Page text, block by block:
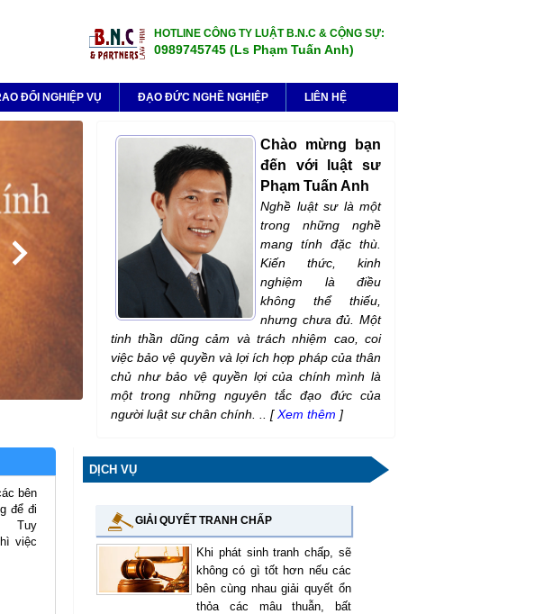
HOTLINE CÔNG TY LUẬT B.N.C & CỘNG SỰ:
0989745745 (Ls Phạm Tuấn Anh)
ĐỔI NGHIỆP VỤ ĐẠO ĐỨC NGHỀ NGHIỆP LIÊN HỆ
Chào mừng bạn
đến với luật sư
Phạm Tuấn Anh
Nghề luật sư là một
trong những nghề
mang tính đặc thù.
Kiến thức, kinh
nghiệm là điều
không thể thiếu,
nhưng chưa đủ. Một
tinh thần dũng cảm và trách nhiệm cao, coi
việc bảo vệ quyền và lợi ích hợp pháp của thân
chủ như bảo vệ quyền lợi của chính mình là
một trong những nguyên tắc đạo đức của
người luật sư chân chính. .. [Xem thêm ]
DỊCH VỤ
GIẢI QUYẾT TRANH CHẤP
Khi phát sinh tranh chấp, sẽ
không có gì tốt hơn nếu các
bên cùng nhau giải quyết ổn
thỏa các mâu thuẫn, bất
bên
để đi
Tuy
việc